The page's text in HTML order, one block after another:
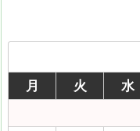
月
火 水